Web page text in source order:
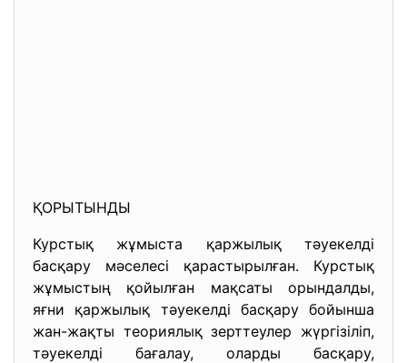
ҚОРЫТЫНДЫ
Курстық жұмыста қаржылық тәуекелді
басқару мәселесі қарастырылған. Курстық
жұмыстың қойылған мақсаты орындалды,
яғни қаржылық тәуекелді басқару бойынша
жан-жақты теориялық зерттеулер жүргізіліп,
тәуекелді бағалау, оларды басқару,